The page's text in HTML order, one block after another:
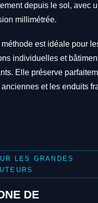
depuis le sol, avec
millimétrée.
est idéale pour
individuelles et
Elle préserve
et les enduits
LES GRANDES
DE